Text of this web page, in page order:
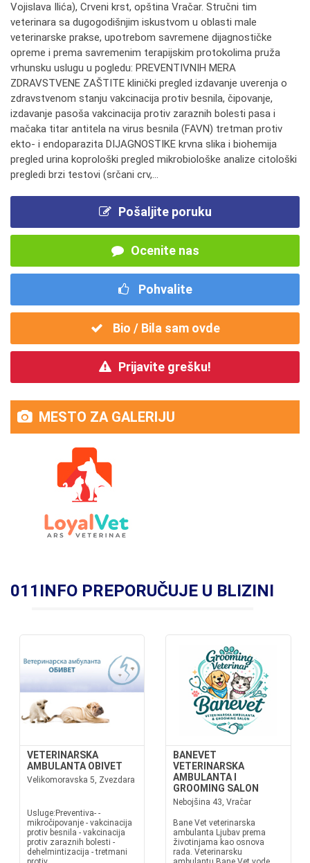
Vojislava Ilića), Crveni krst, opština Vračar. Stručni tim
veterinara sa dugogodišnjim iskustvom u oblasti male
veterinarske prakse, upotrebom savremene dijagnostičke
opreme i prema savremenim terapijskim protokolima pruža
vrhunsku uslugu u pogledu: PREVENTIVNIH MERA
ZDRAVSTVENE ZAŠTITE klinički pregled izdavanje uverenja o
zdravstvenom stanju vakcinacija protiv besnila, čipovanje,
izdavanje pasoša vakcinacija protiv zaraznih bolesti pasa i
mačaka titar antitela na virus besnila (FAVN) tretman protiv
ekto- i endoparazita DIJAGNOSTIKE krvna slika i biohemija
pregled urina koprološki pregled mikrobiološke analize citološki
pregledi brzi testovi (srčani crv,...
Pošaljite poruku
Ocenite nas
Pohvalite
Bio / Bila sam ovde
Prijavite grešku!
MESTO ZA GALERIJU
011INFO PREPORUČUJE U BLIZINI
VETERINARSKA
AMBULANTA OBIVET
Velikomoravska 5, Zvezdara
Usluge:Preventiva- -
mikročipovanje - vakcinacija
protiv besnila - vakcinacija
protiv zaraznih bolesti -
dehelmintizacija - tretmani
BANEVET
VETERINARSKA
AMBULANTA I
GROOMING SALON
Nebojšina 43, Vračar
Bane Vet veterinarska
ambulanta Ljubav prema
životinjama kao osnova
rada. Veterinarsku